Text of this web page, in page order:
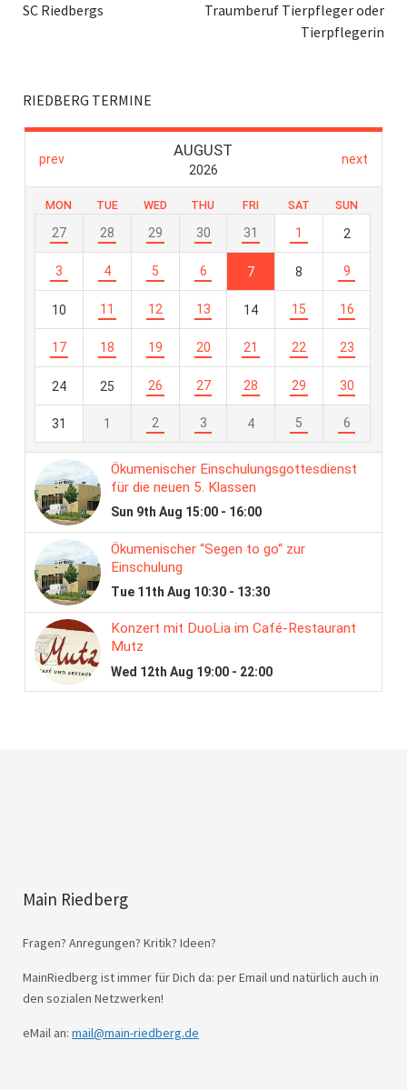
SC Riedbergs
Traumberuf Tierpfleger oder
Tierpflegerin
RIEDBERG TERMINE
Main Riedberg
Fragen? Anregungen? Kritik? Ideen?
MainRiedberg ist immer für Dich da: per Email und natürlich auch in
den sozialen Netzwerken!
eMail an: mail@main-riedberg.de